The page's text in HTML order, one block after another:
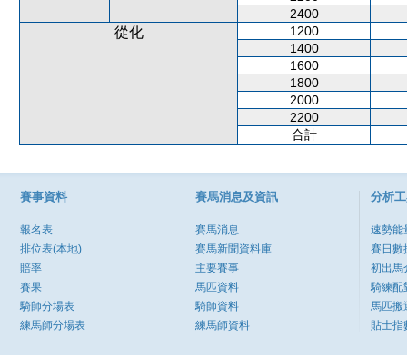
2400
從化
1200
1400
1600
1800
2000
2200
合計
賽事資料
報名表
排位表(本地)
賠率
賽果
騎師分場表
練馬師分場表
賽馬消息及資訊
賽馬消息
賽馬新聞資料庫
主要賽事
馬匹資料
騎師資料
練馬師資料
分析
速勢能
賽日數
初出馬
騎練配
馬匹搬
貼士指